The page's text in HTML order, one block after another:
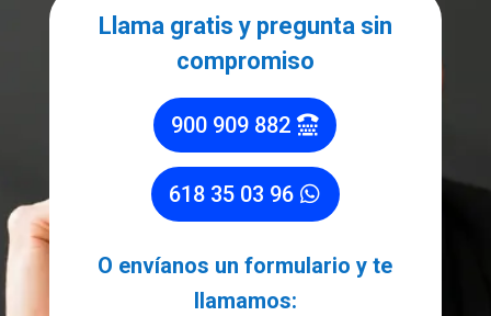
Llama gratis y pregunta sin
compromiso
900 909 882
618 35 03 96
O envíanos un formulario y te
llamamos: